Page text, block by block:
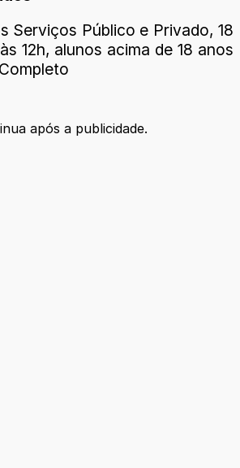
Serviços Público e Privado, 18
12h, alunos acima de 18 anos
após a publicidade.